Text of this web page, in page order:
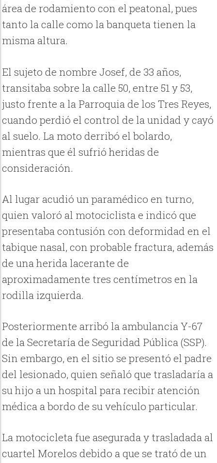
área de rodamiento con el peatonal, pues
tanto la calle como la banqueta tienen la
misma altura.
El sujeto de nombre Josef, de 33 años,
transitaba sobre la calle 50, entre 51 y 53,
justo frente a la Parroquia de los Tres Reyes,
cuando perdió el control de la unidad y cayó
al suelo. La moto derribó el bolardo,
mientras que él sufrió heridas de
consideración.
Al lugar acudió un paramédico en turno,
quien valoró al motociclista e indicó que
presentaba contusión con deformidad en el
tabique nasal, con probable fractura, además
de una herida lacerante de
aproximadamente tres centímetros en la
rodilla izquierda.
Posteriormente arribó la ambulancia Y-67
de la Secretaría de Seguridad Pública (SSP).
Sin embargo, en el sitio se presentó el padre
del lesionado, quien señaló que trasladaría a
su hijo a un hospital para recibir atención
médica a bordo de su vehículo particular.
La motocicleta fue asegurada y trasladada al
cuartel Morelos debido a que se trató de un